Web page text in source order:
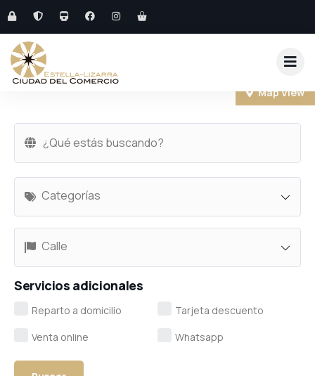
Map View
Categorías
Calle
Servicios adicionales
Reparto a domicilio
Tarjeta descuento
Venta online
Whatsapp